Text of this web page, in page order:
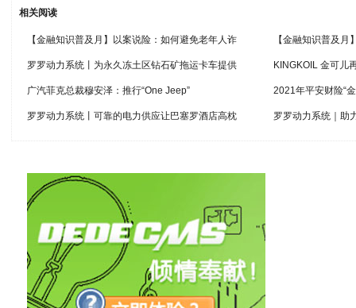
相关阅读
【金融知识普及月】以案说险：如何避免老年人诈 【金融知识普及
罗罗动力系统丨为永久冻土区钻石矿拖运卡车提供 KINGKOIL 金可儿
广汽菲克总裁穆安泽：推行“One Jeep” 2021年平安财险“
罗罗动力系统丨可靠的电力供应让巴塞罗酒店高枕 罗罗动力系统｜助